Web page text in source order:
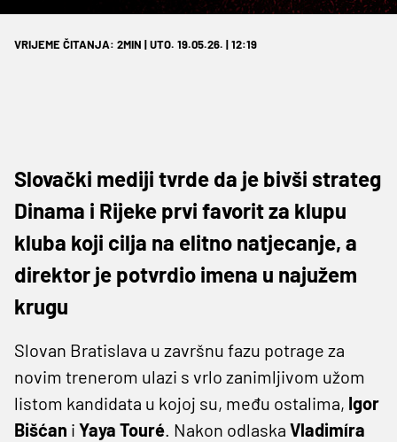
VRIJEME ČITANJA: 2MIN | UTO. 19.05.26. | 12:19
Slovački mediji tvrde da je bivši strateg
Dinama i Rijeke prvi favorit za klupu
kluba koji cilja na elitno natjecanje, a
direktor je potvrdio imena u najužem
krugu
Slovan Bratislava u završnu fazu potrage za
novim trenerom ulazi s vrlo zanimljivom užom
listom kandidata u kojoj su, među ostalima, Igor
Bišćan i Yaya Touré. Nakon odlaska Vladimíra